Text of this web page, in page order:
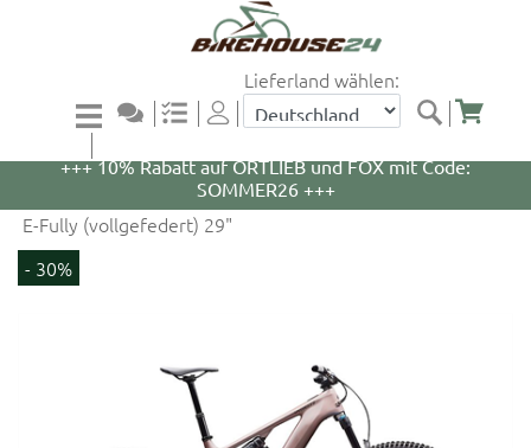
Lieferland wählen:
+++ 5% Rabatt auf WOOM Bikes und Zubehör mit
+++ 10% Rabatt auf ORTLIEB und FOX mit Code:
SOMMER26 +++
E-Fully (vollgefedert) 29"
- 30%